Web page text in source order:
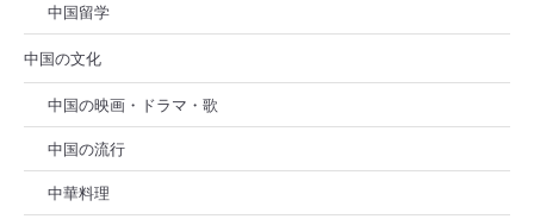
中国留学
中国の文化
中国の映画・ドラマ・歌
中国の流行
中華料理